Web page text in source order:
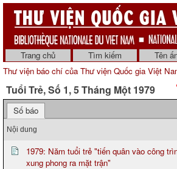
Trang chủ Tìm kiếm Tên
Thư viện báo chí của Thư viện Quốc gia Việt
Tuổi Trẻ, Số 1, 5 Tháng Một 1979
Số báo
Nội dung
1979: Năm tuổi trẻ "tiến quân vào công
xung phong ra mặt trận"